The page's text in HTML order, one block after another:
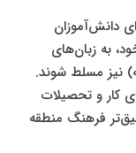
دانش‌آموزان
به زبان‌های
نیز مسلط شوند.
کار و تحصیلات
فرهنگ منطقه